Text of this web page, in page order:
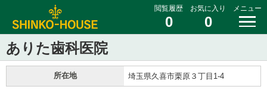
閲覧履歴
0
お気に入り
0
メニュー
ありた歯科医院
所在地 埼玉県久喜市栗原３丁目1-4